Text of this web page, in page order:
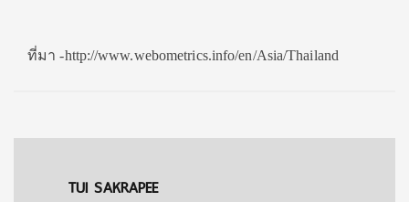
ที่มา -http://www.webometrics.info/en/Asia/Thailand
TUI SAKRAPEE